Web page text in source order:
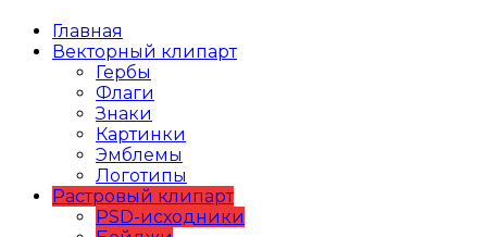
Главная
Векторный клипарт
Гербы
Флаги
Знаки
Картинки
Эмблемы
Логотипы
Растровый клипарт
PSD-исходники